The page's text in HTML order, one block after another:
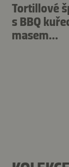
Tortillové
s BBQ
masem